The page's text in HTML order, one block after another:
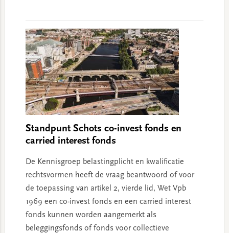
Standpunt Schots co-invest fonds en
carried interest fonds
De Kennisgroep belastingplicht en kwalificatie
rechtsvormen heeft de vraag beantwoord of voor
de toepassing van artikel 2, vierde lid, Wet Vpb
1969 een co-invest fonds en een carried interest
fonds kunnen worden aangemerkt als
beleggingsfonds of fonds voor collectieve